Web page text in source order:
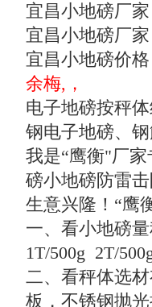
宜昌小地磅厂家
宜昌小地磅厂家
宜昌小地磅价格
余梅,，
电子地磅按秤
钢电子地磅、
我是“鹰衡"厂
磅小地磅防雷
生意兴隆！“鹰
一、看小地磅
1T/500g 2T/
二、看秤体选
板，不锈钢抛